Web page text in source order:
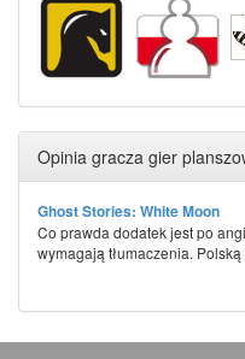
Opinia gracza gier
Ghost Stories: White Moon
Co prawda dodatek jest po
wymagają tłumaczenia. Polską